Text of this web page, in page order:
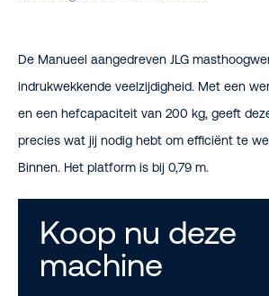
De Manueel aangedreven JLG
indrukwekkende veelzijdigheid. Met een
en een hefcapaciteit van 200 kg, geeft
precies wat jij nodig hebt om efficiënt te
Binnen. Het platform is bij 0,79 m.
Koop nu deze
machine